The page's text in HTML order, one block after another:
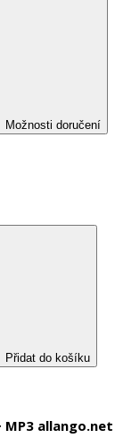
Možnosti doručení
Přidat do košíku
allango.net